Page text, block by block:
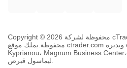
Copyright © محفوظة لشركة 2026 cTrader Ltd. جميع الحقوق
محفوظة. يملك موقع ctrader.com ويديره cTrader Ltd، 78 Spyrou
Kyprianou، Magnum Business Center، الطابق الثالث، 3076